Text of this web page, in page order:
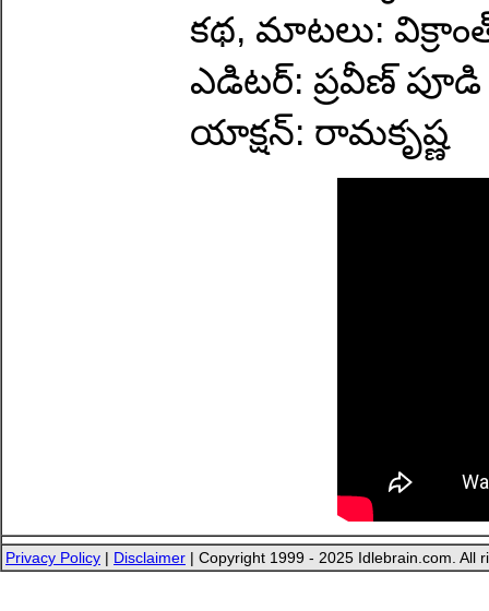
కథ, మాటలు:
ఎడిటర్: ప్రవీణ్ పూడి
యాక్షన్: రామకృష్ణ
Privacy Policy | Disclaimer | Copyright 1999 - 2025 Idlebrain.com. All